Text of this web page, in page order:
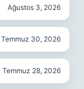
Ağustos 3, 2026
Temmuz 30, 2026
Temmuz 28, 2026